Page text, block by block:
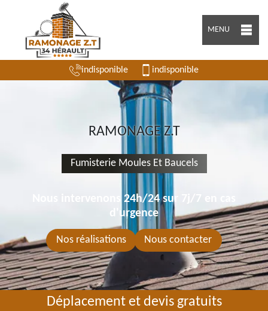
MENU
indisponible indisponible
RAMONAGE Z.T
Fumisterie Moules Et Baucels
Nous intervenons 24h/24 sur 7j/7 en cas
d'urgence
Nos réalisations Nous contacter
Déplacement et devis gratuits